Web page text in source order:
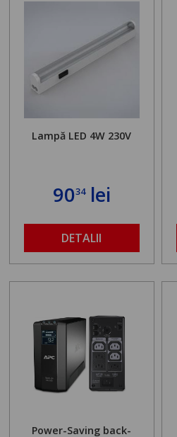
Lampă LED 4W 230V
9034lei
DETALII
Power-Saving back-